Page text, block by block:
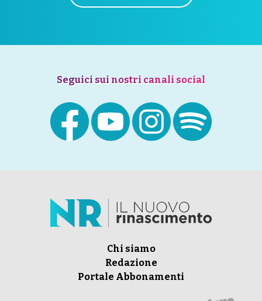
Seguici sui nostri canali social
Chi siamo
Redazione
Portale Abbonamenti